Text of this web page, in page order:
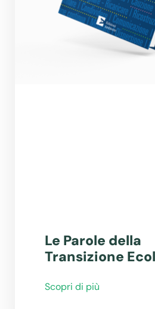
Le Parole della
Transizione
Scopri di più